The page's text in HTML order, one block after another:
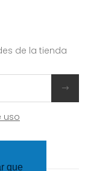
que
de la tienda
uso